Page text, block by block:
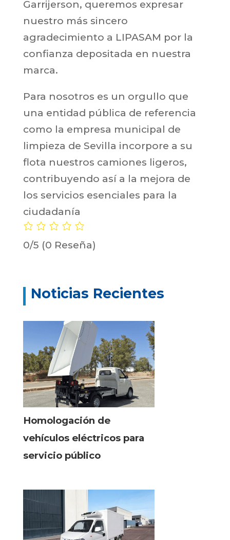
Garrijerson, queremos expresar
nuestro más sincero
agradecimiento a LIPASAM por la
confianza depositada en nuestra
marca.
Para nosotros es un orgullo que
una entidad pública de referencia
como la empresa municipal de
limpieza de Sevilla incorpore a su
flota nuestros camiones ligeros,
contribuyendo así a la mejora de
los servicios esenciales para la
ciudadanía
0/5 (0 Reseña)
Noticias Recientes
Homologación de
vehículos eléctricos para
servicio público